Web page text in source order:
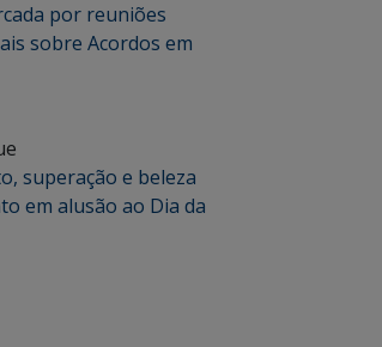
por reuniões
sobre Acordos em
superação e beleza
em alusão ao Dia da